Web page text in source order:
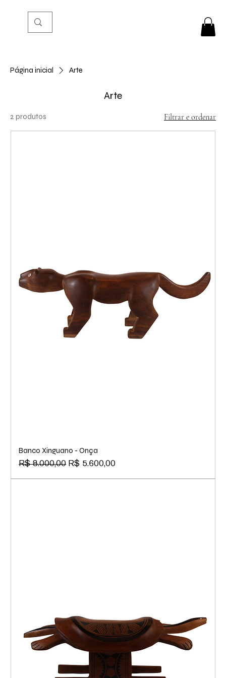
Página inicial Arte
Arte
2 produtos Filtrar e ordenar
Banco Xinguano - Onça
Preço normal
R$ 8.000,00 Preço promocional
R$ 5.600,00